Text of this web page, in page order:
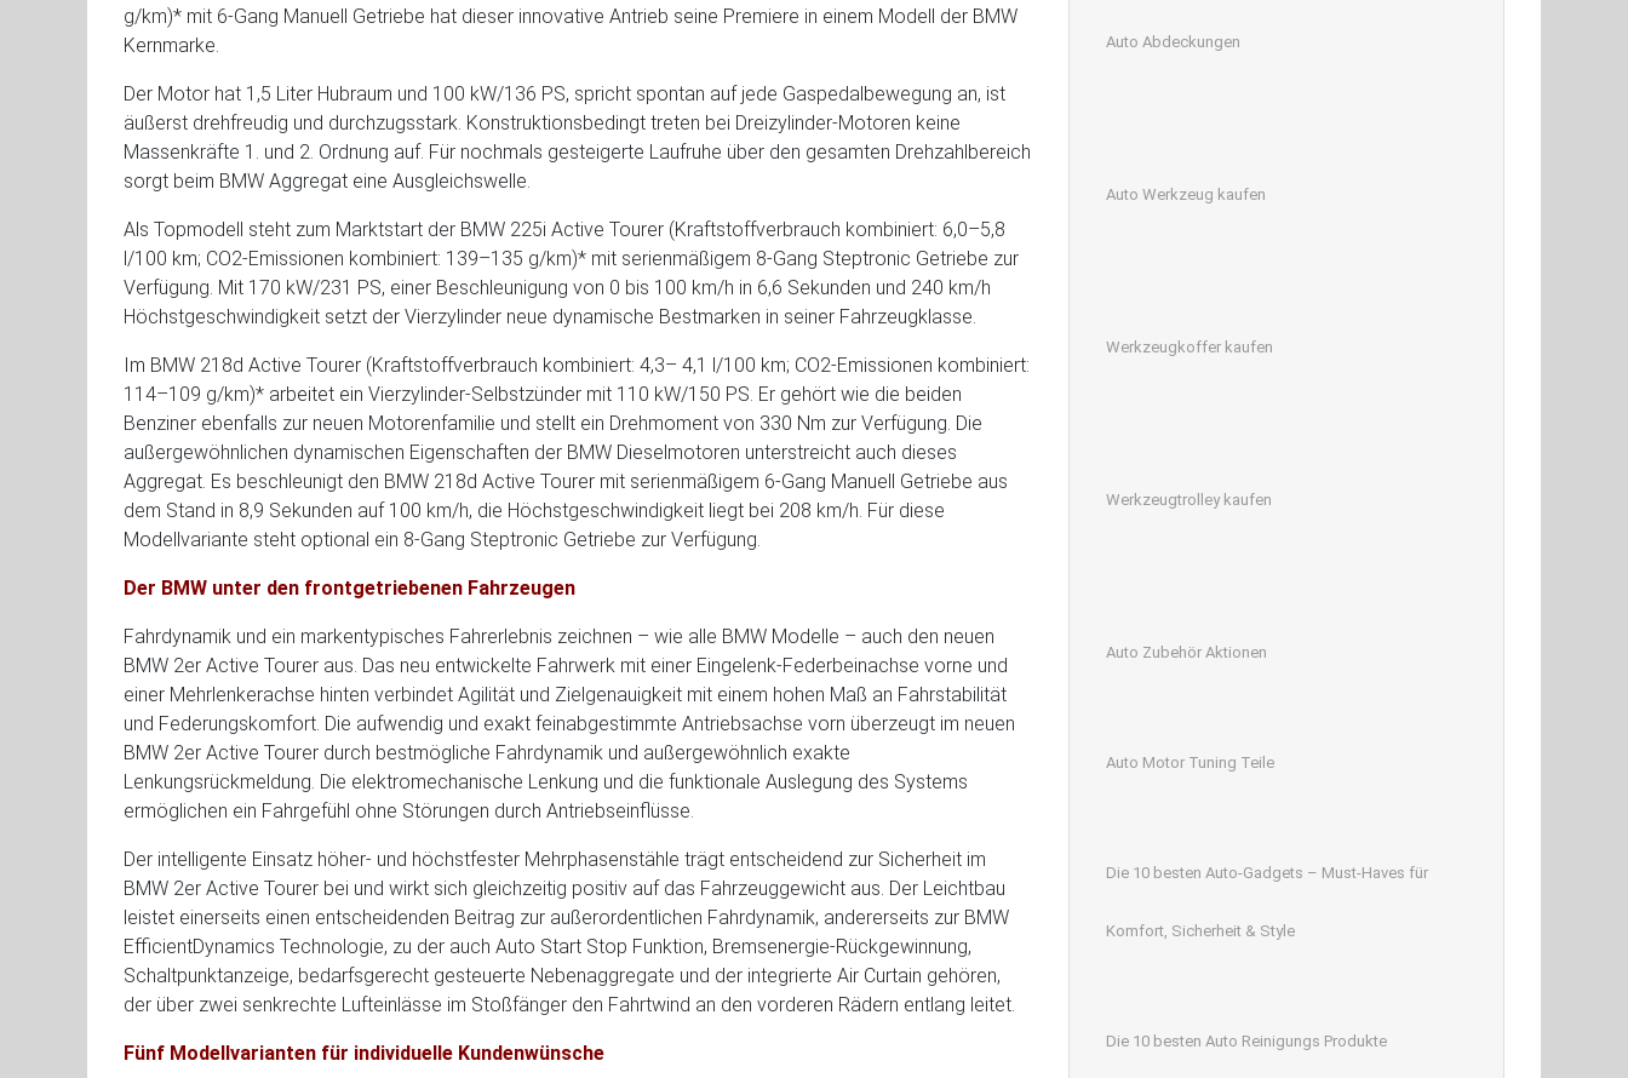
g/km)* mit 6-Gang Manuell Getriebe hat dieser innovative Antrieb seine Premiere in einem Modell der BMW
Kernmarke.
Der Motor hat 1,5 Liter Hubraum und 100 kW/136 PS, spricht spontan auf jede Gaspedalbewegung an, ist
äußerst drehfreudig und durchzugsstark. Konstruktionsbedingt treten bei Dreizylinder-Motoren keine
Massenkräfte 1. und 2. Ordnung auf. Für nochmals gesteigerte Laufruhe über den gesamten Drehzahlbereich
sorgt beim BMW Aggregat eine Ausgleichswelle.
Als Topmodell steht zum Marktstart der BMW 225i Active Tourer (Kraftstoffverbrauch kombiniert: 6,0–5,8
l/100 km; CO2-Emissionen kombiniert: 139–135 g/km)* mit serienmäßigem 8-Gang Steptronic Getriebe zur
Verfügung. Mit 170 kW/231 PS, einer Beschleunigung von 0 bis 100 km/h in 6,6 Sekunden und 240 km/h
Höchstgeschwindigkeit setzt der Vierzylinder neue dynamische Bestmarken in seiner Fahrzeugklasse.
Im BMW 218d Active Tourer (Kraftstoffverbrauch kombiniert: 4,3– 4,1 l/100 km; CO2-Emissionen kombiniert:
114–109 g/km)* arbeitet ein Vierzylinder-Selbstzünder mit 110 kW/150 PS. Er gehört wie die beiden
Benziner ebenfalls zur neuen Motorenfamilie und stellt ein Drehmoment von 330 Nm zur Verfügung. Die
außergewöhnlichen dynamischen Eigenschaften der BMW Dieselmotoren unterstreicht auch dieses
Aggregat. Es beschleunigt den BMW 218d Active Tourer mit serienmäßigem 6-Gang Manuell Getriebe aus
dem Stand in 8,9 Sekunden auf 100 km/h, die Höchstgeschwindigkeit liegt bei 208 km/h. Für diese
Modellvariante steht optional ein 8-Gang Steptronic Getriebe zur Verfügung.
Der BMW unter den frontgetriebenen Fahrzeugen
Fahrdynamik und ein markentypisches Fahrerlebnis zeichnen – wie alle BMW Modelle – auch den neuen
BMW 2er Active Tourer aus. Das neu entwickelte Fahrwerk mit einer Eingelenk-Federbeinachse vorne und
einer Mehrlenkerachse hinten verbindet Agilität und Zielgenauigkeit mit einem hohen Maß an Fahrstabilität
und Federungskomfort. Die aufwendig und exakt feinabgestimmte Antriebsachse vorn überzeugt im neuen
BMW 2er Active Tourer durch bestmögliche Fahrdynamik und außergewöhnlich exakte
Lenkungsrückmeldung. Die elektromechanische Lenkung und die funktionale Auslegung des Systems
ermöglichen ein Fahrgefühl ohne Störungen durch Antriebseinflüsse.
Der intelligente Einsatz höher- und höchstfester Mehrphasenstähle trägt entscheidend zur Sicherheit im
BMW 2er Active Tourer bei und wirkt sich gleichzeitig positiv auf das Fahrzeuggewicht aus. Der Leichtbau
leistet einerseits einen entscheidenden Beitrag zur außerordentlichen Fahrdynamik, andererseits zur BMW
EfficientDynamics Technologie, zu der auch Auto Start Stop Funktion, Bremsenergie-Rückgewinnung,
Schaltpunktanzeige, bedarfsgerecht gesteuerte Nebenaggregate und der integrierte Air Curtain gehören,
der über zwei senkrechte Lufteinlässe im Stoßfänger den Fahrtwind an den vorderen Rädern entlang leitet.
Fünf Modellvarianten für individuelle Kundenwünsche
Auto Abdeckungen
Auto Werkzeug kaufen
Werkzeugkoffer kaufen
Werkzeugtrolley kaufen
Auto Zubehör Aktionen
Auto Motor Tuning Teile
Die 10 besten Auto-Gadgets – Must-Haves für
Komfort, Sicherheit & Style
Die 10 besten Auto Reinigungs Produkte